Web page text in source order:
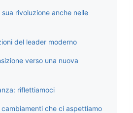
rivoluzione anche nelle
del leader moderno
verso una nuova
riflettiamoci
cambiamenti che ci aspettiamo